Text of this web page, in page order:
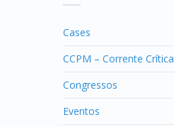
Cases
CCPM – Corrente Crítica
Congressos
Eventos